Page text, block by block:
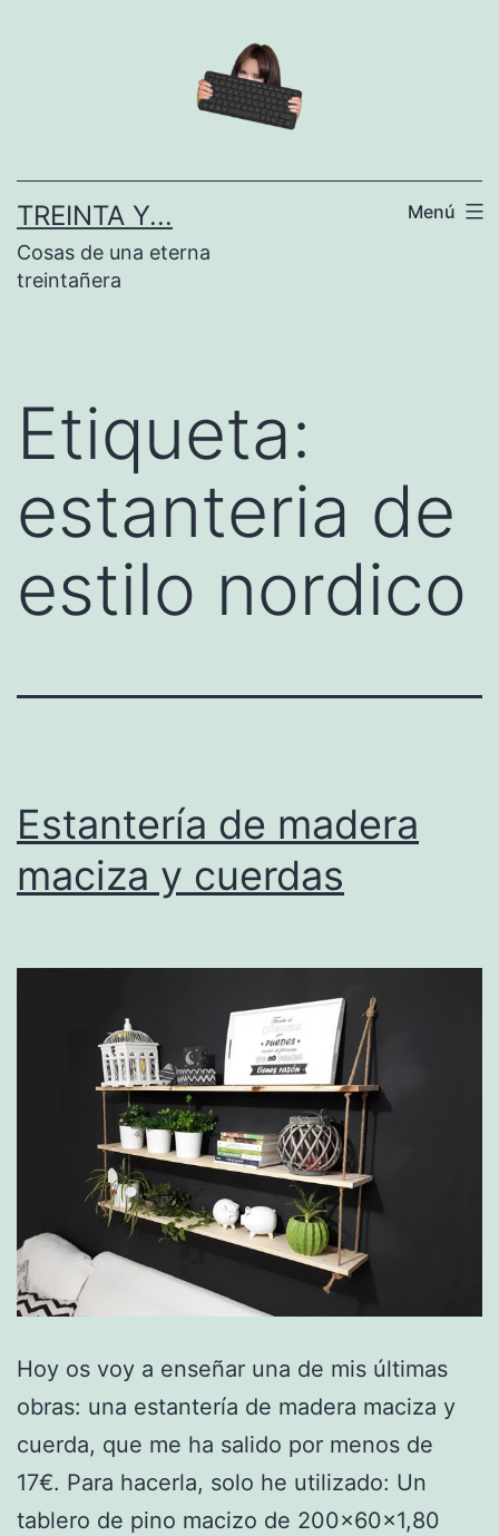
TREINTA Y...
Cosas de una eterna
treintañera
Menú
Etiqueta:
estanteria de
estilo nordico
Estantería de madera
maciza y cuerdas
Hoy os voy a enseñar una de mis últimas
obras: una estantería de madera maciza y
cuerda, que me ha salido por menos de
17€. Para hacerla, solo he utilizado: Un
tablero de pino macizo de 200x60x1,80